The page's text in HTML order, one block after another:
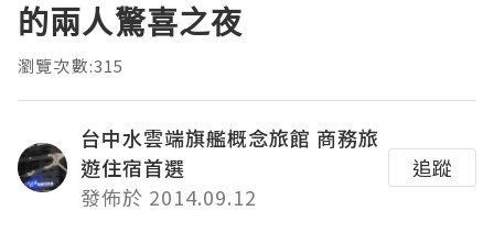
的兩人驚喜之夜
瀏覽次數:315
台中水雲端旗艦概念旅館 商務旅
遊住宿首選
發佈於 2014.09.12
追蹤